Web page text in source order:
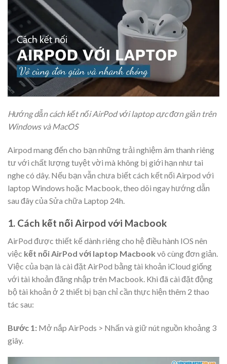
Hướng dẫn cách kết nối AirPod với laptop cực đơn giản trên
Windows và MacOS
Airpod mang đến cho bạn những trải nghiệm âm thanh riêng
tư với chất lượng tuyệt vời mà không bị giới hạn như tai
nghe có dây. Nếu bạn vẫn chưa biết cách kết nối Airpod với
laptop Windows hoặc Macbook, theo dõi ngay hướng dẫn
sau đây của Sửa chữa Laptop 24h.
1. Cách kết nối Airpod với Macbook
AirPod được thiết kế dành riêng cho hệ điều hành IOS nên
việc kết nối AirPod với laptop Macbook vô cùng đơn giản.
Việc của bạn là cài đặt AirPod bằng tài khoản iCloud giống
với tài khoản đăng nhập trên Macbook. Khi đã cài đặt động
bộ tài khoản ở 2 thiết bị bạn chỉ cần thực hiện thêm 2 thao
tác sau:
Bước 1: Mở nắp AirPods > Nhấn và giữ nút nguồn khoảng 3
giây.